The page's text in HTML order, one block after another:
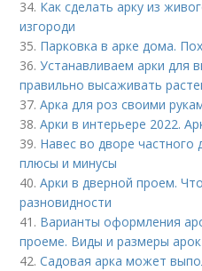
34. Как сделать арку из
изгороди
35. Парковка в арке дома.
36.Устанавливаем арки для
правильно высаживать
37.Арка для роз своими
38.Арки в интерьере 2022.
39. Навес во дворе частного
плюсы и минусы
40.Арки в дверной проем.
разновидности
41. Варианты оформления
проеме. Виды и размеры арок
42.Садовая арка может